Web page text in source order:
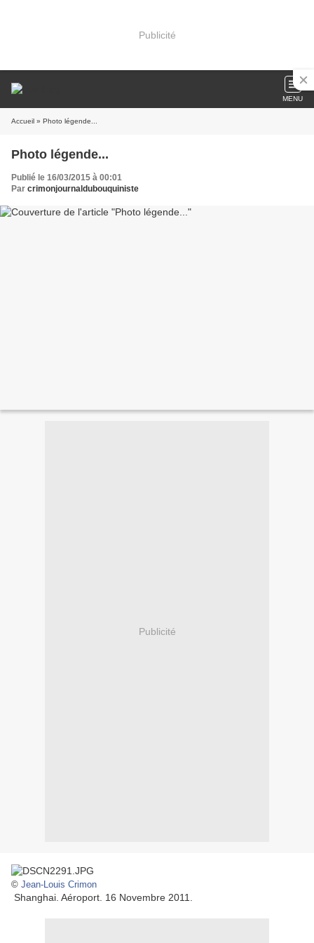
Publicité
MENU
Accueil » Photo légende...
Photo légende...
Publié le 16/03/2015 à 00:01
Par crimonjournaldubouquiniste
Publicité
© Jean-Louis Crimon
Shanghai. Aéroport. 16 Novembre 2011.